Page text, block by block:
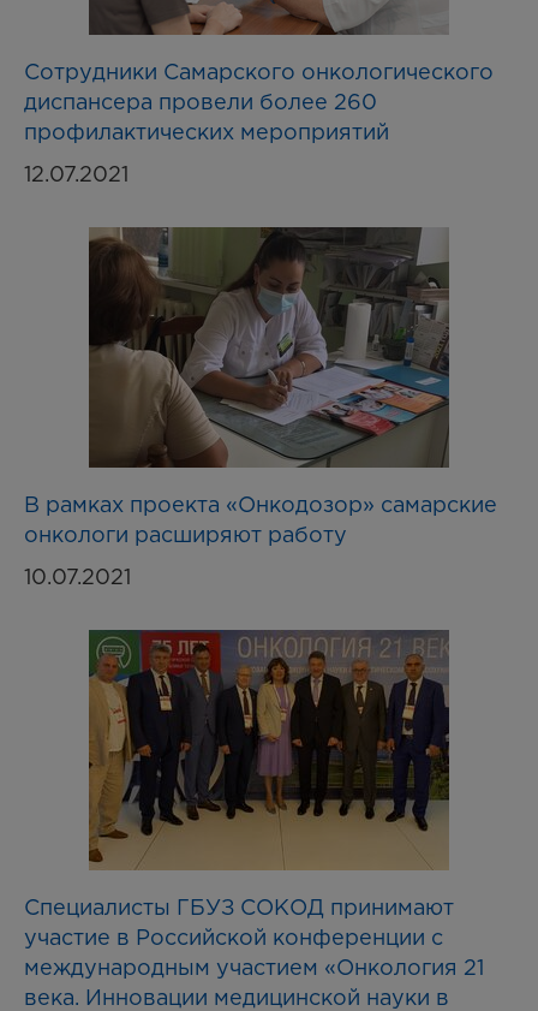
Cотрудники Cамарского онкологического
диспансера провели более 260
профилактических мероприятий
12.07.2021
В рамках проекта «Онкодозор» самарские
онкологи расширяют работу
10.07.2021
Специалисты ГБУЗ СОКОД принимают
участие в Российской конференции с
международным участием «Онкология 21
века. Инновации медицинской науки в